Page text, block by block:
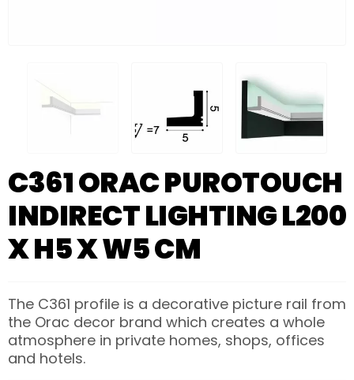
C361 ORAC PUROTOUCH
INDIRECT LIGHTING L200
X H5 X W5 CM
The C361 profile is a decorative picture rail from
the Orac decor brand which creates a whole
atmosphere in private homes, shops, offices
and hotels.